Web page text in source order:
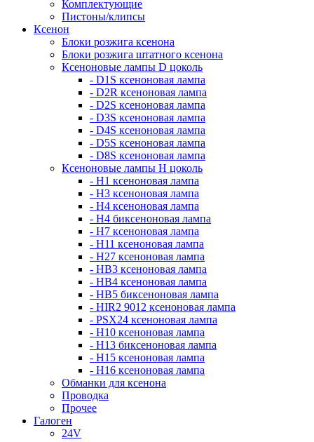
Комплектующие
Пистоны/клипсы
Ксенон
Блоки розжига ксенона
Блоки розжига штатного ксенона
Ксеноновые лампы D цоколь
- D1S ксеноновая лампа
- D2R ксеноновая лампа
- D2S ксеноновая лампа
- D3S ксеноновая лампа
- D4S ксеноновая лампа
- D5S ксеноновая лампа
- D8S ксеноновая лампа
Ксеноновые лампы Н цоколь
- H1 ксеноновая лампа
- H3 ксеноновая лампа
- H4 ксеноновая лампа
- H4 биксеноновая лампа
- H7 ксеноновая лампа
- H11 ксеноновая лампа
- H27 ксеноновая лампа
- HB3 ксеноновая лампа
- HB4 ксеноновая лампа
- HB5 биксеноновая лампа
- HIR2 9012 ксеноновая лампа
- PSX24 ксеноновая лампа
- H10 ксеноновая лампа
- H13 биксеноновая лампа
- H15 ксеноновая лампа
- H16 ксеноновая лампа
Обманки для ксенона
Проводка
Прочее
Галоген
24V